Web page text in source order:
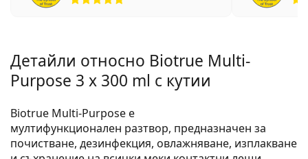
Детайли относно Biotrue Multi-
Purpose 3 x 300 ml с кутии
Biotrue Multi-Purposeе
мултифункционалeн разтвор, предназначен за
почистване, дезинфекция, овлажняване, изплакване